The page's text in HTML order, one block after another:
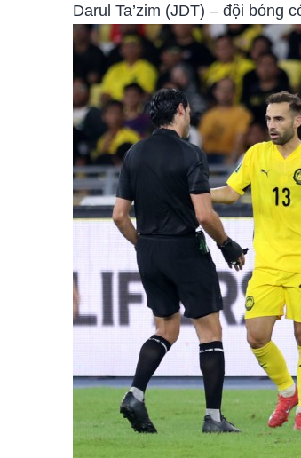
Darul Ta’zim (JDT) – đội bóng